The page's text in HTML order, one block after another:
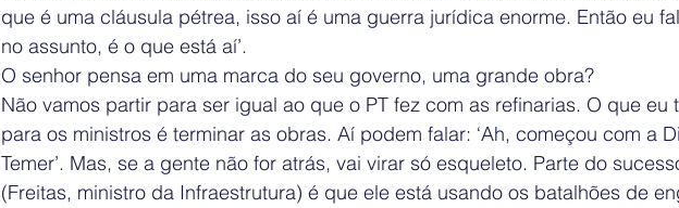
que é uma cláusula pétrea, isso aí é uma guerra jurídica enorme. Então eu
no assunto, é o que está aí’.
O senhor pensa em uma marca do seu governo, uma grande obra?
Não vamos partir para ser igual ao que o PT fez com as refinarias. O que eu
para os ministros é terminar as obras. Aí podem falar: ‘Ah, começou com a
Temer’. Mas, se a gente não for atrás, vai virar só esqueleto. Parte do
(Freitas, ministro da Infraestrutura) é que ele está usando os batalhões de